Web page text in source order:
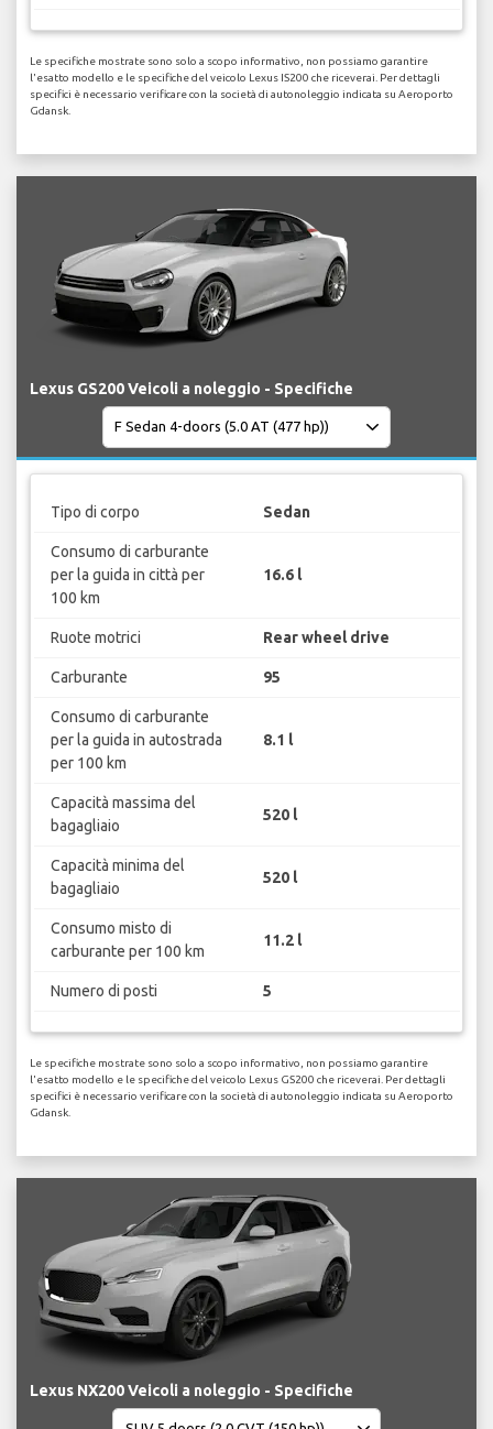
Le specifiche mostrate sono solo a scopo informativo, non possiamo garantire
l'esatto modello e le specifiche del veicolo Lexus IS200 che riceverai. Per dettagli
specifici è necessario verificare con la società di autonoleggio indicata su Aeroporto
Gdansk.
Lexus GS200 Veicoli a noleggio - Specifiche
Tipo di corpo Sedan
Consumo di carburante
per la guida in città per
100 km
16.6 l
Ruote motrici Rear wheel drive
Carburante 95
Consumo di carburante
per la guida in autostrada
per 100 km
8.1 l
Capacità massima del
bagagliaio
520 l
Capacità minima del
bagagliaio
520 l
Consumo misto di
carburante per 100 km
11.2 l
Numero di posti 5
Le specifiche mostrate sono solo a scopo informativo, non possiamo garantire
l'esatto modello e le specifiche del veicolo Lexus GS200 che riceverai. Per dettagli
specifici è necessario verificare con la società di autonoleggio indicata su Aeroporto
Gdansk.
Lexus NX200 Veicoli a noleggio - Specifiche